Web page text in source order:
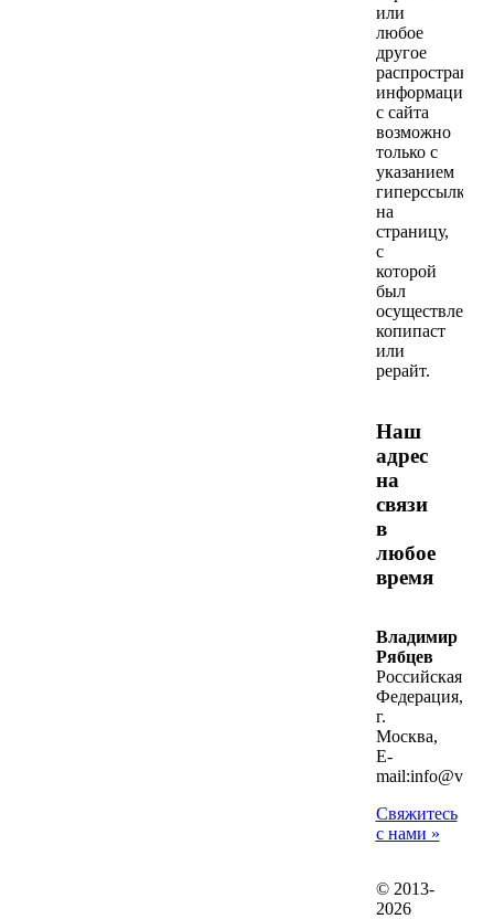
или
любое
другое
информации
с сайта
возможно
только с
указанием
гиперссылки
на
страницу,
с
которой
был
осуществлен
копипаст
или
рерайт.
Наш
адрес
на
связи
в
любое
время
Владимир
Рябцев
Российская
Федерация,
г.
Москва,
E-
Свяжитесь
с нами »
© 2013-
2026